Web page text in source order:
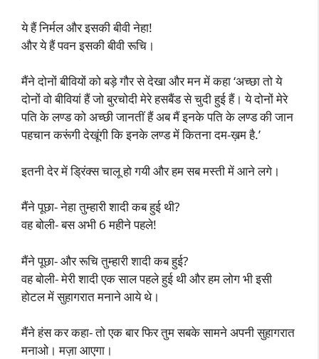
ये हैं निर्मल और इसकी बीवी नेहा!
और ये हैं पवन इसकी बीवी रूचि।
मैंने दोनों बीवियों को बड़े गौर से देखा और मन में कहा ‘अच्छा तो ये
दोनों वो बीवियां हैं जो बुरचोदी मेरे हसबैंड से चुदी हुई हैं। ये दोनों मेरे
पति के लण्ड को अच्छी जानतीं हैं अब मैं इनके पति के लण्ड की जान
पहचान करूंगी देखूंगी कि इनके लण्ड में कितना दम-ख़म है.’
इतनी देर में ड्रिंक्स चालू हो गयी और हम सब मस्ती में आने लगे।
मैंने पूछा- नेहा तुम्हारी शादी कब हुई थी?
वह बोली- बस अभी 6 महीने पहले!
मैंने पूछा- और रूचि तुम्हारी शादी कब हुई?
वह बोली- मेरी शादी एक साल पहले हुई थी और हम लोग भी इसी
होटल में सुहागरात मनाने आये थे।
मैंने हंस कर कहा- तो एक बार फिर तुम सबके सामने अपनी सुहागरात
मनाओ। मज़ा आएगा।